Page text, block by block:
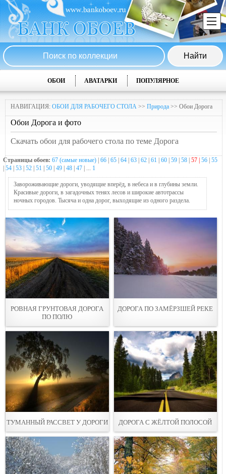
ОБОИ АВАТАРКИ ПОПУЛЯРНОЕ
НАВИГАЦИЯ: ОБОИ ДЛЯ РАБОЧЕГО СТОЛА >> Природа >> Обои Дорога
Обои Дорога и фото
Скачать обои для рабочего стола по теме Дорога
Страницы обоев: 67 (самые новые) 66 65 64 63 62 61 60 59 58 57 | 56 55
|54 53 52 51 50 49 48 47 | ... 1
Завороживающие дороги, уводящие вперёд, в небеса и в глубины земли.
Красивые дороги, в загадочных тенях лесов и широкие автотрассы
ночных городов. Тысяча и одна дорог, выходящие из одного раздела.
РОВНАЯ ГРУНТОВАЯ ДОPОГА
ПО ПОЛЮ
ДОРОГА ПО ЗАМЁРЗШЕЙ РЕКЕ
ТУМАННЫЙ РАССВЕТ У ДОРОГИ ДОРОГА С ЖЁЛТОЙ ПОЛОСОЙ